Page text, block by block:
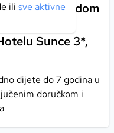
ili sve aktivneprirodom
uz jedno
Sunce 3*,
dijete do 7 godina u
doručkom i